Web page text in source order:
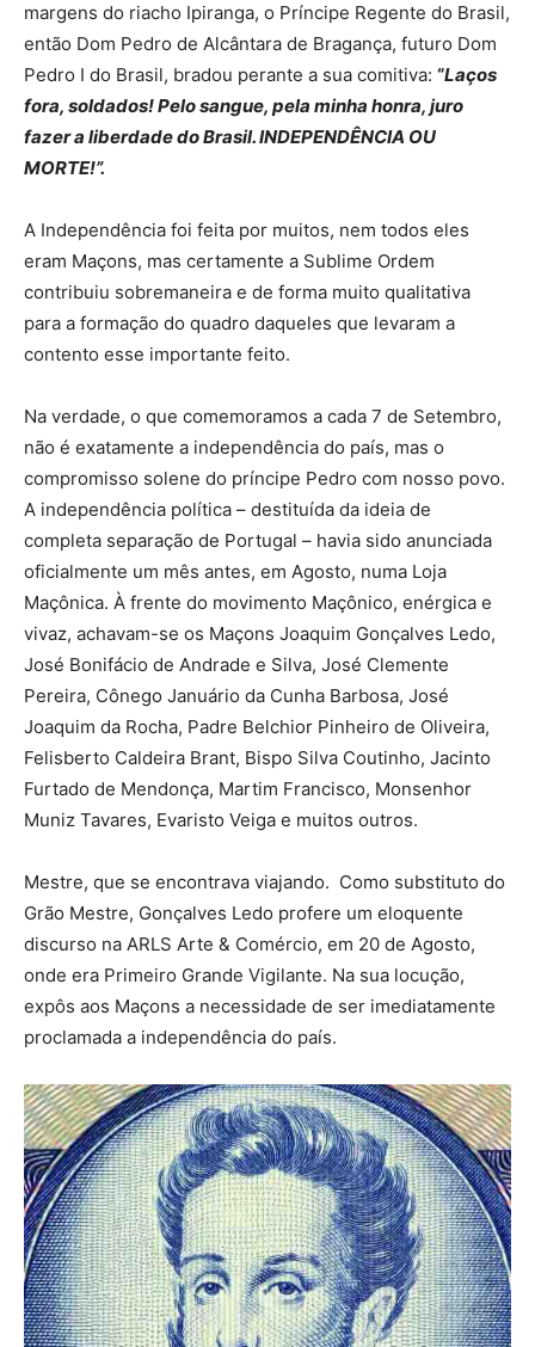
margens do riacho Ipiranga, o Príncipe Regente do Brasil,
então Dom Pedro de Alcântara de Bragança, futuro Dom
Pedro I do Brasil, bradou perante a sua comitiva: “Laços
fora, soldados! Pelo sangue, pela minha honra, juro
fazer a liberdade do Brasil. INDEPENDÊNCIA OU
MORTE!”.
A Independência foi feita por muitos, nem todos eles
eram Maçons, mas certamente a Sublime Ordem
contribuiu sobremaneira e de forma muito qualitativa
para a formação do quadro daqueles que levaram a
contento esse importante feito.
Na verdade, o que comemoramos a cada 7 de Setembro,
não é exatamente a independência do país, mas o
compromisso solene do príncipe Pedro com nosso povo.
A independência política – destituída da ideia de
completa separação de Portugal – havia sido anunciada
oficialmente um mês antes, em Agosto, numa Loja
Maçônica. À frente do movimento Maçônico, enérgica e
vivaz, achavam-se os Maçons Joaquim Gonçalves Ledo,
José Bonifácio de Andrade e Silva, José Clemente
Pereira, Cônego Januário da Cunha Barbosa, José
Joaquim da Rocha, Padre Belchior Pinheiro de Oliveira,
Felisberto Caldeira Brant, Bispo Silva Coutinho, Jacinto
Furtado de Mendonça, Martim Francisco, Monsenhor
Muniz Tavares, Evaristo Veiga e muitos outros.
Mestre, que se encontrava viajando. Como substituto do
Grão Mestre, Gonçalves Ledo profere um eloquente
discurso na ARLS Arte & Comércio, em 20 de Agosto,
onde era Primeiro Grande Vigilante. Na sua locução,
expôs aos Maçons a necessidade de ser imediatamente
proclamada a independência do país.